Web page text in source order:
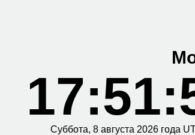
Суббота, 8 августа 2026 года